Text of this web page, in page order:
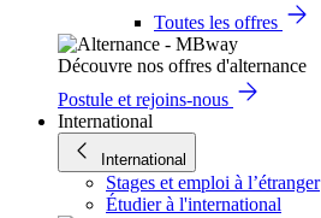
Toutes les offres
Découvre nos offres d'alternance
Postule et rejoins-nous
International
International
Stages et emploi à l’étranger
Étudier à l'international